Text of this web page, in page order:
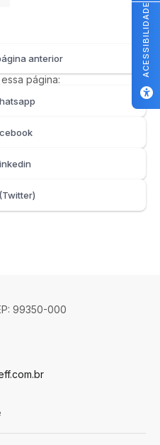
anterior
página:
99350-000
ACESSIBILIDADE